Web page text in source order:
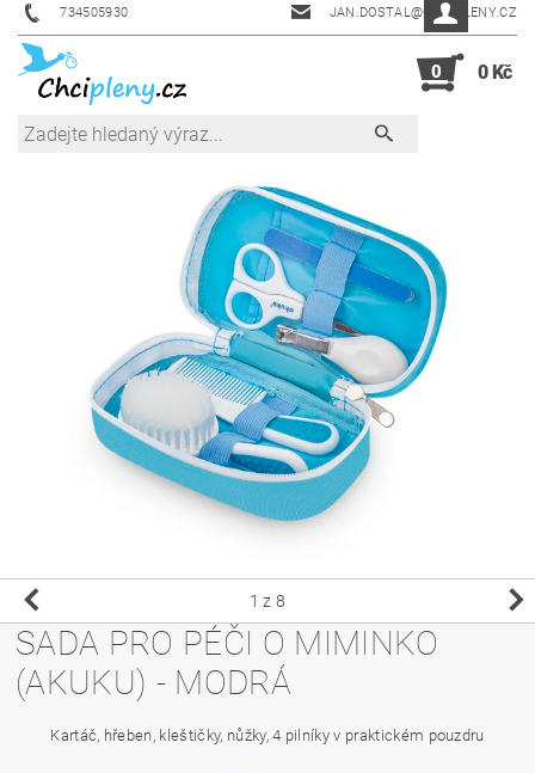
734505930 JAN.DOSTAL@CHCIPLENY.CZ
0 0 Kč
1 z 8
SADA PRO PÉČI O MIMINKO
(AKUKU) - MODRÁ
Kartáč, hřeben, kleštičky, nůžky, 4 pilníky v praktickém pouzdru